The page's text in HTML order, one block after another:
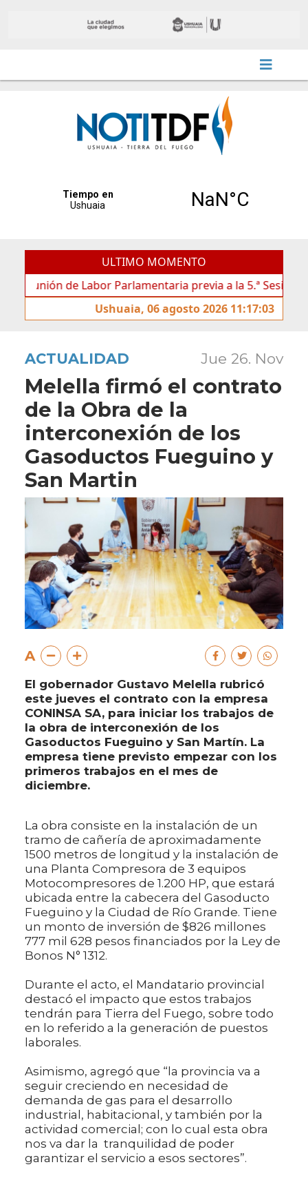
ULTIMO MOMENTO
de Labor Parlamentaria previa a la 5.ª Sesión Ordinaria
Ushuaia, 06 agosto 2026 11:17:03
ACTUALIDAD Jue 26. Nov
Melella firmó el contrato
de la Obra de la
interconexión de los
Gasoductos Fueguino y
San Martin
A
El gobernador Gustavo Melella rubricó
este jueves el contrato con la empresa
CONINSA SA, para iniciar los trabajos de
la obra de interconexión de los
Gasoductos Fueguino y San Martín. La
empresa tiene previsto empezar con los
primeros trabajos en el mes de
diciembre.
La obra consiste en la instalación de un
tramo de cañería de aproximadamente
1500 metros de longitud y la instalación de
una Planta Compresora de 3 equipos
Motocompresores de 1.200 HP, que estará
ubicada entre la cabecera del Gasoducto
Fueguino y la Ciudad de Río Grande. Tiene
un monto de inversión de $826 millones
777 mil 628 pesos financiados por la Ley de
Bonos N° 1312.
Durante el acto, el Mandatario provincial
destacó el impacto que estos trabajos
tendrán para Tierra del Fuego, sobre todo
en lo referido a la generación de puestos
laborales.
Asimismo, agregó que “la provincia va a
seguir creciendo en necesidad de
demanda de gas para el desarrollo
industrial, habitacional, y también por la
actividad comercial; con lo cual esta obra
nos va dar la tranquilidad de poder
garantizar el servicio a esos sectores”.